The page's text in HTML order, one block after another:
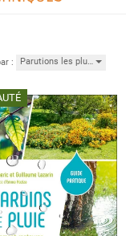
: Parutions les plu…